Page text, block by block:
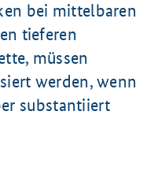
bei mittelbaren
tieferen
müssen
werden, wenn
substantiiert